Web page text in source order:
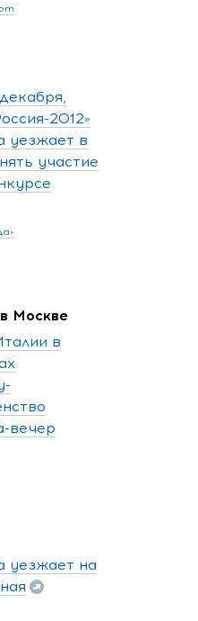
2012»
уезжает в
участие
Москве
в
вечер
уезжает на